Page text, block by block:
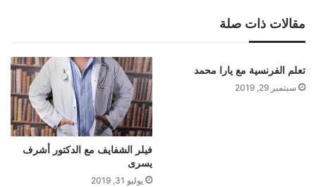
مقالات ذات صلة
تعلم الفرنسية مع يارا محمد
سبتمبر 29, 2019
فيلر الشفايف مع الدكتور أشرف
يسرى
يوليو 31, 2019